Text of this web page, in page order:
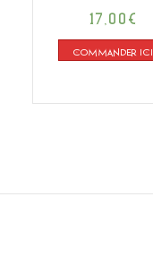
4.86
sur 5
17,00 €
COMMANDER ICI